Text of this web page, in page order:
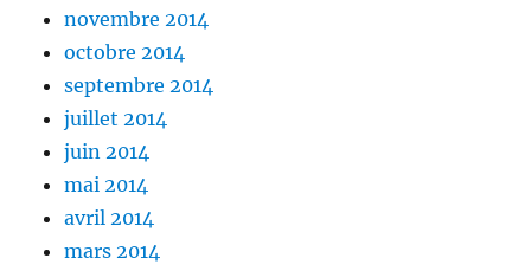
novembre 2014
octobre 2014
septembre 2014
juillet 2014
juin 2014
mai 2014
avril 2014
mars 2014